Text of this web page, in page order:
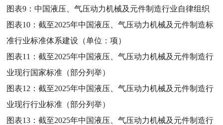
图表9：中国液压、气压动力机械及元件制造行业自律组织
图表10：截至2025年中国液压、气压动力机械及元件制造标
准行业标准体系建设（单位：项）
图表11：截至2025年中国液压、气压动力机械及元件制造行
业现行国家标准（部分列举）
图表12：截至2025年中国液压、气压动力机械及元件制造行
业现行行业标准（部分列举）
图表13：截至2025年中国液压、气压动力机械及元件制造行